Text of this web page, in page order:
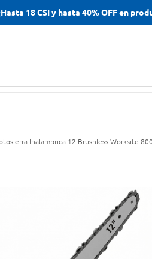
18 CSI y hasta 40% OFF en
Inalambrica 12 Brushless Worksite